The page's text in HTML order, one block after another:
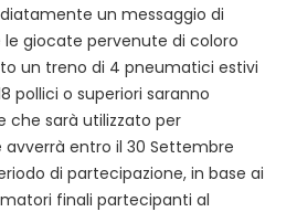
un messaggio di
giocate pervenute di coloro
un treno di 4 pneumatici estivi
pollici o superiori saranno
che sarà utilizzato per
avverrà entro il 30 Settembre
di partecipazione, in base ai
finali partecipanti al